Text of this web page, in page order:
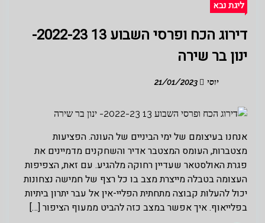
ליגת נבא
דירוג הכח ופרסי השבוע 13 2022-23-
ינון בר שירה
יוסי
אנחנו בעיצומם של ימי הביניים של העונה. הפציעות
מצטברות, העומס המצטבר אדיר והשחקנים מדמיינים את
פגרת האולסטאר שעדיין רחוקה מלהגיע. עם זאת, הצפיפות
העצומה בטבלה מייצרת מצב בו כל רצף של חמישה נצחונות
יכול להעלות קבוצה מתחתית הפליי-אין אל עבר יתרון ביתיות
בפלייאוף. איך אפשר במצב כזה להביט ממעוף הציפור […]